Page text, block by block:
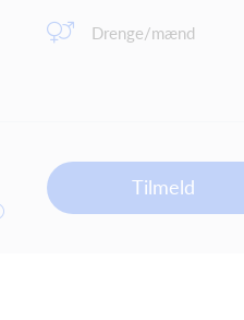
Drenge/mænd
Tilmeld